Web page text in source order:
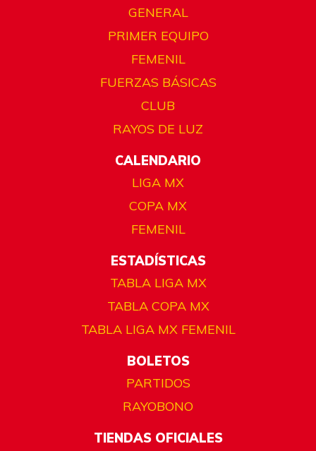
GENERAL
PRIMER EQUIPO
FEMENIL
FUERZAS BÁSICAS
CLUB
RAYOS DE LUZ
CALENDARIO
LIGA MX
COPA MX
FEMENIL
ESTADÍSTICAS
TABLA LIGA MX
TABLA COPA MX
TABLA LIGA MX FEMENIL
BOLETOS
PARTIDOS
RAYOBONO
TIENDAS OFICIALES